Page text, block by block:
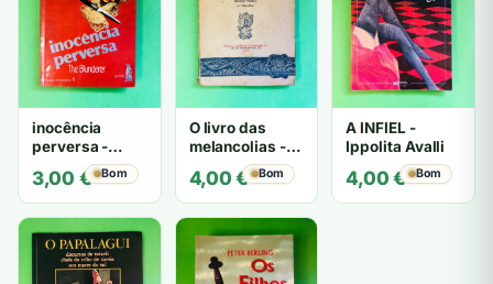
inocência
perversa -
PATRICIA
HIGHSMITH
3,00 € Bom
O livro das
melancolias -
Mantegazza
4,00€ Bom
A INFIEL -
Ippolita Avalli
4,00€ Bom